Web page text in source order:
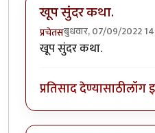
खूप सुंदर कथा.
प्रचेतसबुधवार, 07/09/2022
खूप सुंदर कथा.
प्रतिसाद देण्यासाठीलॉग